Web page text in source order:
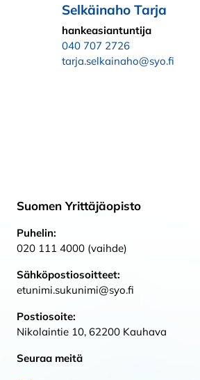
Selkäinaho Tarja
hankeasiantuntija
040 707 2726
tarja.selkainaho@syo.fi
Suomen Yrittäjäopisto
Puhelin:
020 111 4000 (vaihde)
Sähköpostiosoitteet:
etunimi.sukunimi@syo.fi
Postiosoite:
Nikolaintie 10, 62200 Kauhava
Seuraa meitä